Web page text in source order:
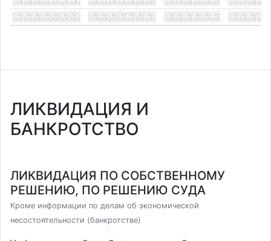
ЛИКВИДАЦИЯ И
БАНКРОТСТВО
ЛИКВИДАЦИЯ ПО СОБСТВЕННОМУ
РЕШЕНИЮ, ПО РЕШЕНИЮ СУДА
Кроме информации по делам об экономической
несостоятельности (банкротстве)